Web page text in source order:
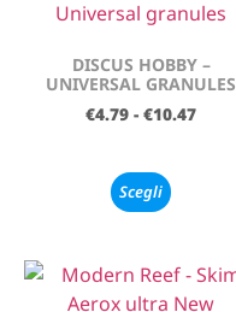
DISCUS HOBBY –
UNIVERSAL GRANULES
€4.79 - €10.47
Scegli